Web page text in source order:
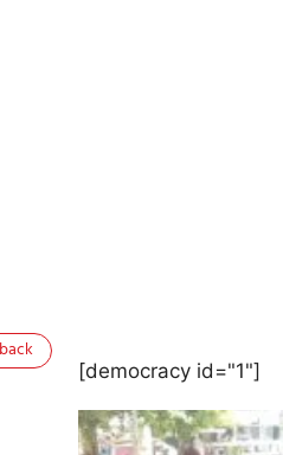
[democracy id="1"]